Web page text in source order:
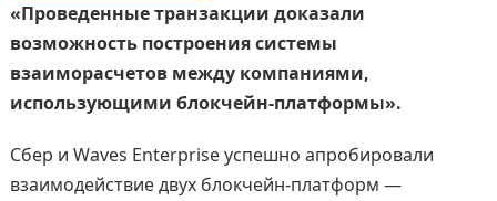
«Проведенные транзакции доказали
возможность построения системы
взаиморасчетов между компаниями,
использующими блокчейн-платформы».
Сбер и Waves Enterprise успешно апробировали
взаимодействие двух блокчейн-платформ —